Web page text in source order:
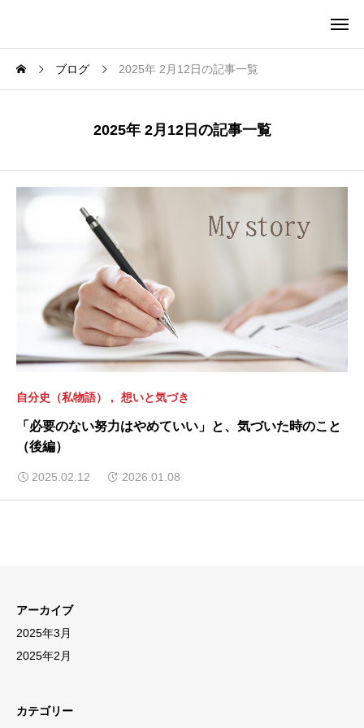
ブログ 2025年 2月12日の記事一覧
2025年 2月12日の記事一覧
自分史（私物語） 想いと気づき
「必要のない努力はやめていい」と、気づいた時のこと
（後編）
2025.02.12 2026.01.08
アーカイブ
2025年3月
2025年2月
カテゴリー